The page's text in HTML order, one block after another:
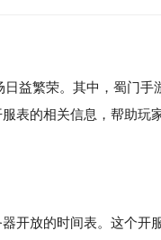
繁荣。其中，蜀门手
服表的相关信息，帮助玩
开放的时间表。这个开